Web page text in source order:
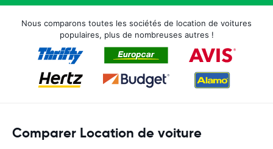
Nous comparons toutes les sociétés de location de voitures
populaires, plus de nombreuses autres !
Comparer Location de voiture